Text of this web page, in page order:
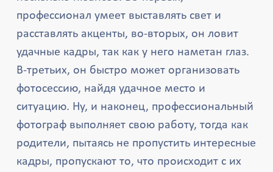
профессионал умеет выставлять свет и
расставлять акценты, во-вторых, он ловит
удачные кадры, так как у него наметан глаз.
В-третьих, он быстро может организовать
фотосессию, найдя удачное место и
ситуацию. Ну, и наконец, профессиональный
фотограф выполняет свою работу, тогда как
родители, пытаясь не пропустить интересные
кадры, пропускают то, что происходит с их